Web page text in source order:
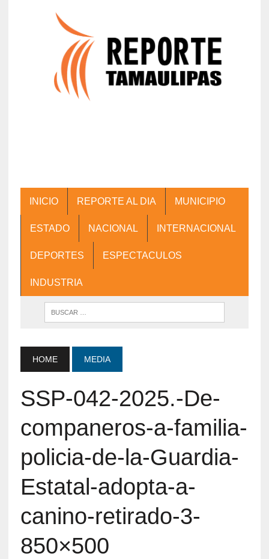
INICIO REPORTE AL DIA MUNICIPIO
ESTADO NACIONAL INTERNACIONAL
DEPORTES ESPECTACULOS
INDUSTRIA
HOME MEDIA
SSP-042-2025.-De-
companeros-a-familia-
policia-de-la-Guardia-
Estatal-adopta-a-
canino-retirado-3-
850×500